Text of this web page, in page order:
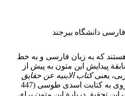
فارسی دانشگاه بیرجند
که به زبان فارسی و به خط
پیدایش این متون به پیش از
یعنیکتاب الابنیه عن حقایق
اثر ابومنصور موفق هروی به کتابت اسدی طوسی (447
تحقیق دربارة این متون برای